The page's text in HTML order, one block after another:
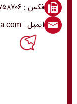
فکس : ۰۲۱۶۶۷۵۸۷۰۶
ایمیل : Info@vespida.com